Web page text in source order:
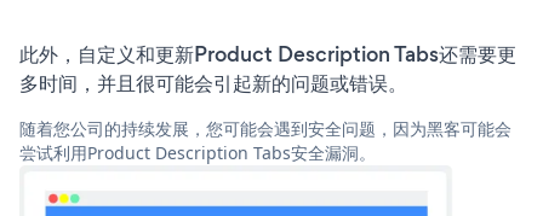
此外，自定义和更新Product Description Tabs还需要更
多时间，并且很可能会引起新的问题或错误。
随着您公司的持续发展，您可能会遇到安全问题，因为黑客可能会
尝试利用Product Description Tabs安全漏洞。